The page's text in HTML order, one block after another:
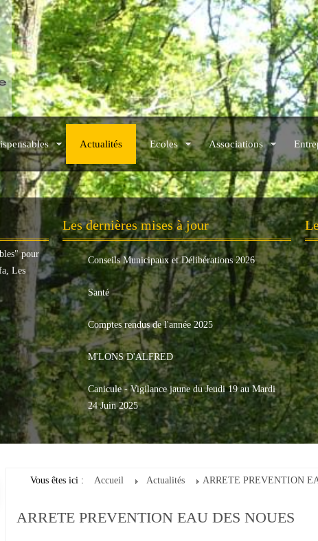
Actualités Ecoles Associations
.
" pour
Les
Les dernières mises à jour
Conseils Municipaux et Délibérations 2026
Santé
Comptes rendus de l'année 2025
M'LONS D'ALFRED
Canicule - Vigilance jaune du Jeudi 19 au Mardi
24 Juin 2025
Vous êtes ici : Accueil Actualités ARRETE PREVENTION
ARRETE PREVENTION EAU DES NOUES